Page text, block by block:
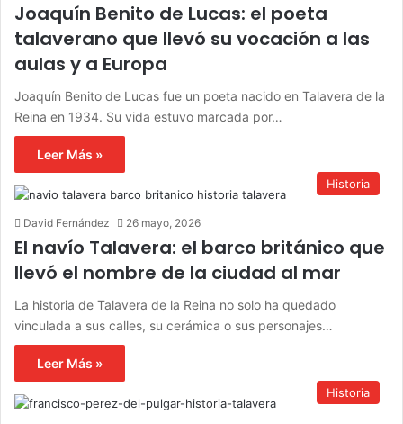
Joaquín Benito de Lucas: el poeta
talaverano que llevó su vocación a las
aulas y a Europa
Joaquín Benito de Lucas fue un poeta nacido en Talavera de la
Reina en 1934. Su vida estuvo marcada por…
Leer Más »
Historia
David Fernández 26 mayo, 2026
El navío Talavera: el barco británico que
llevó el nombre de la ciudad al mar
La historia de Talavera de la Reina no solo ha quedado
vinculada a sus calles, su cerámica o sus personajes…
Leer Más »
Historia